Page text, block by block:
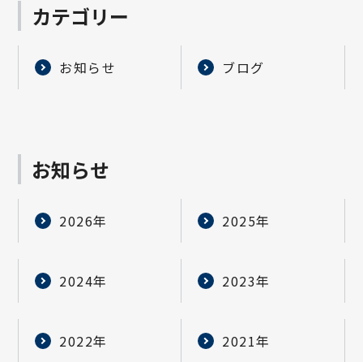
カテゴリー
お知らせ ブログ
お知らせ
2026年 2025年
2024年 2023年
2022年 2021年